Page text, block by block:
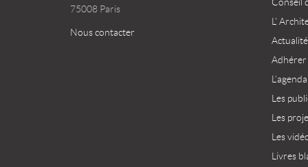
75008 Paris
Nous contacter
L’
Adhérer
Les
Les
Les
Livres